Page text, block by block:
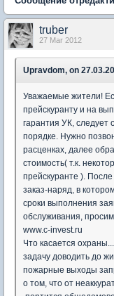
truber
27 Mar 2012
Upravdom, on
Уважаемые жители!
прейскуранту и на
гарантия УК, следует
порядке. Нужно
расценках, далее
стоимость( т.к.
прейскуранте ).
заказ-наряд, в
сроки выполнения
обслуживания,
www.c-invest.ru
Что касается
задачу доводить до
пожарные выходы
о том, что от